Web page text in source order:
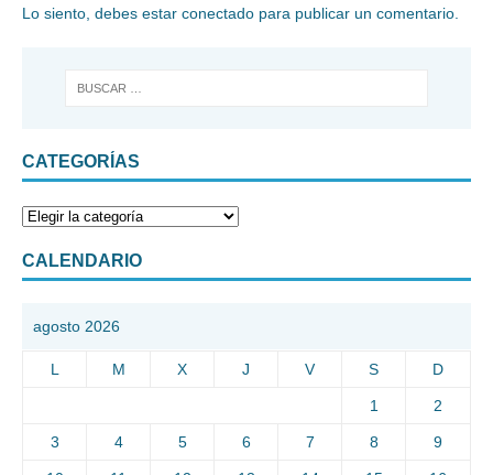
Lo siento, debes estar conectado para publicar un comentario.
CATEGORÍAS
CALENDARIO
agosto 2026
L M X J V S D
1 2
3 4 5 6 7 8 9